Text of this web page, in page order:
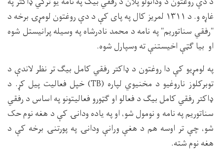
غاړه و. د ۱۳۱۱ لمریز کال په پای کې د دې روغتون لومړۍ برخه د
"رفقي سناتوریم" په نامه د محمد نادرشاه په وسیله پرانیستل شوه
او بیا ګټې اخیستنې ته وسپارل شوه.
په لومړیو کې دا روغتون د ډاکتر رفقي کامل بیګ تر نظر لاندې د
توبرکلوز ناروغیو د مخنیوي لپاره (TB) خپل فعالیت پیل کړ. د
ډاکتر رفقي کامل بیګ د فعالو او ګټورو فعالیتونو په اساس د رفقي
سناتوریم په نامه و نومول شو، او په یاده ودانۍ کې د هغه نوم حک
شو، چې تر اوسه هم د هغې ورانې ودانۍ په پورتنۍ برخه کې د
هغه نوم شته.